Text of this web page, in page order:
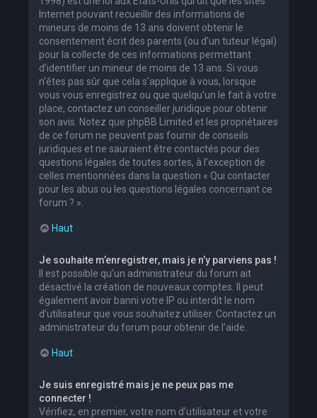
Internet pouvant recueillir des informations de
mineurs de moins de 13 ans doivent obtenir le
consentement écrit des parents (ou d’un tuteur légal)
pour la collecte de ces informations permettant
d’identifier un mineur de moins de 13 ans. Si vous
n’êtes pas sûr que cela s’applique à vous, lorsque
vous vous enregistrez ou que quelqu’un le fait à votre
place, contactez un conseiller juridique pour obtenir
son avis. Notez que phpBB Limited et les propriétaires
de ce forum ne peuvent pas fournir de conseils
juridiques et ne sauraient être contactés pour des
questions légales de toutes sortes, à l’exception de
celles mentionnées dans la question « Qui contacter
pour les abus ou les questions légales concernant ce
forum ? ».
Haut
Je souhaite m’enregistrer, mais je n’y parviens pas !
Il est possible qu’un administrateur du forum ait
désactivé la création de nouveaux comptes. Il peut
également avoir banni votre IP ou interdit le nom
d’utilisateur que vous souhaitez utiliser. Contactez un
administrateur du forum pour obtenir de l’aide.
Haut
Je suis enregistré mais je ne peux pas me
connecter !
Vérifiez, en premier, votre nom d’utilisateur et votre